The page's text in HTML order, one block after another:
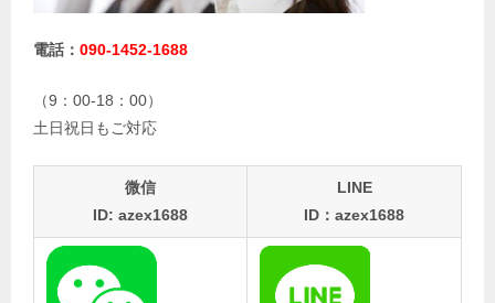
電話： 090-1452-1688
（9：00-18：00）
土日祝日もご対応
微信
ID: azex1688
LINE
ID：azex1688